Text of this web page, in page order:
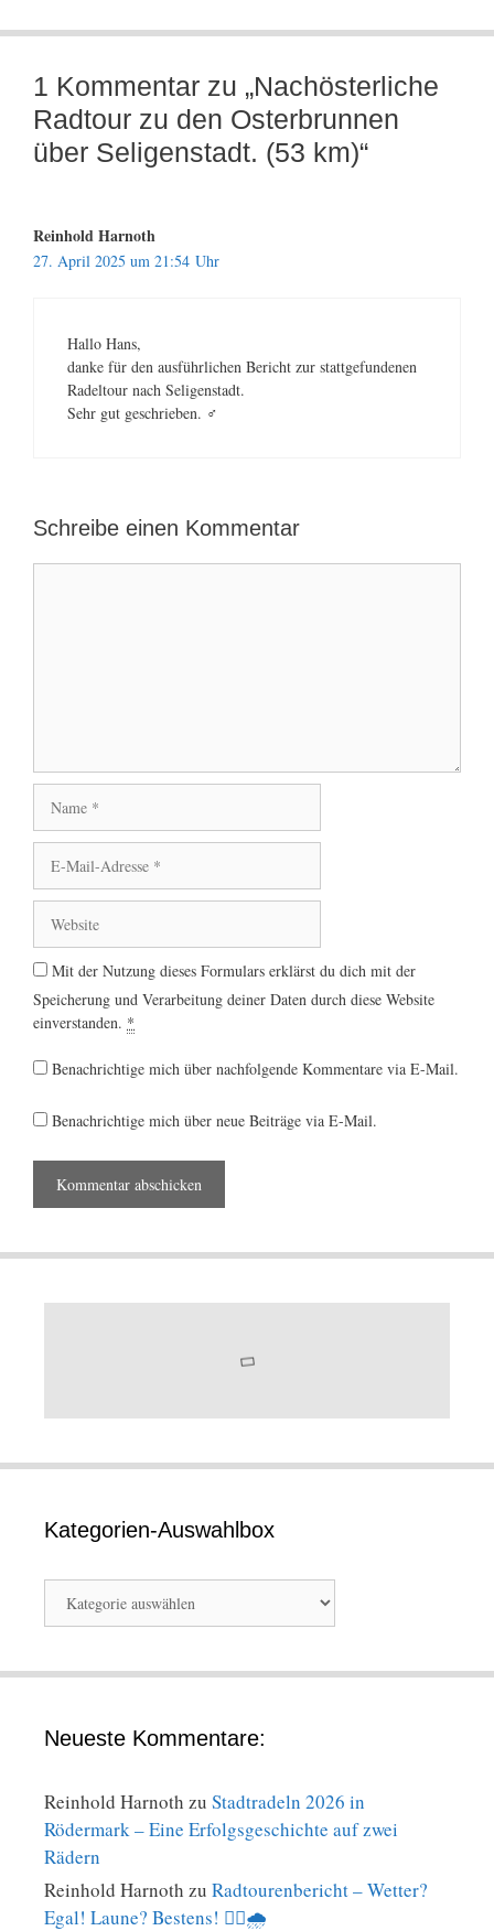
1 Kommentar zu „Nachösterliche
Radtour zu den Osterbrunnen
über Seligenstadt. (53 km)“
Reinhold Harnoth
27. April 2025 um 21:54 Uhr
Hallo Hans,
danke für den ausführlichen Bericht zur stattgefundenen
Radeltour nach Seligenstadt.
Sehr gut geschrieben. ‍♂️
Schreibe einen Kommentar
Mail-
Adresse
Mit der Nutzung dieses Formulars erklärst du dich mit der
Speicherung und Verarbeitung deiner Daten durch diese Website
einverstanden. *
Benachrichtige mich über nachfolgende Kommentare via E-Mail.
Benachrichtige mich über neue Beiträge via E-Mail.
Kategorien-Auswahlbox
Kategorien-
Auswahlbox
Neueste Kommentare:
Reinhold Harnoth zu Stadtradeln 2026 in
Rödermark – Eine Erfolgsgeschichte auf zwei
Rädern
Reinhold Harnoth zu Radtourenbericht – Wetter?
Egal! Laune? Bestens! 🚴‍♀️🌧️